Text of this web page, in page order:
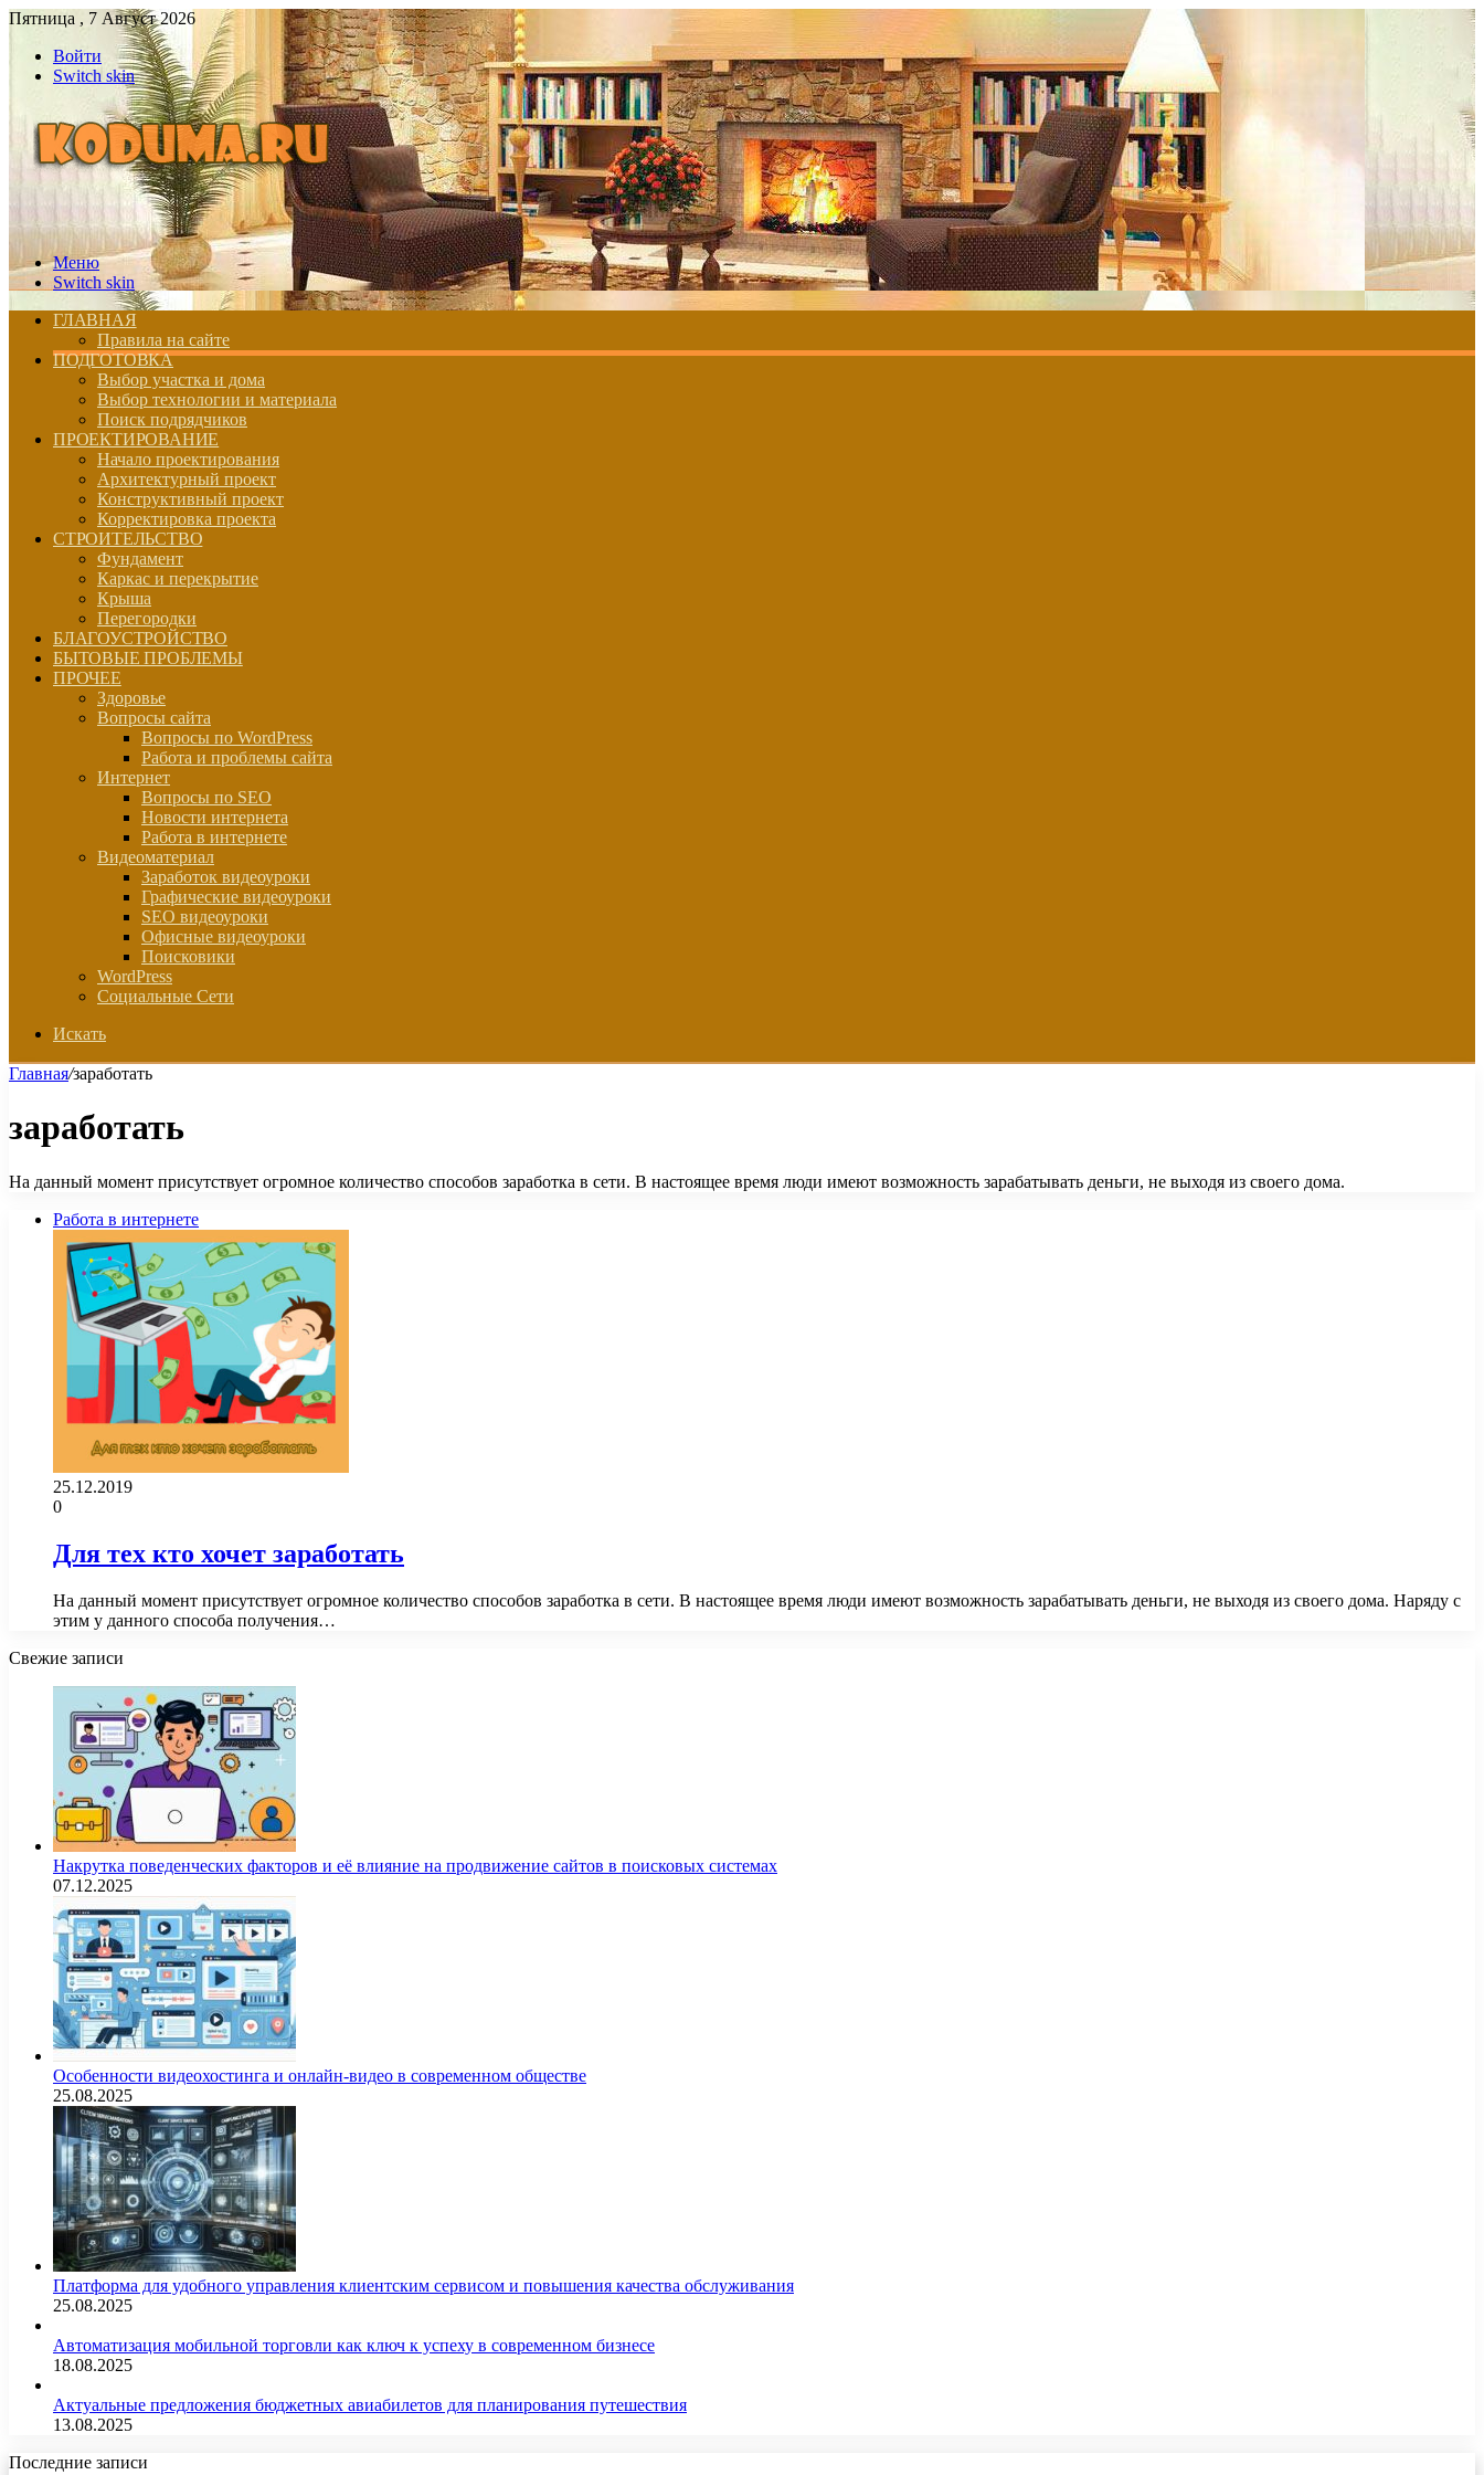
Пятница , 7 Август 2026
Войти
Switch skin
Меню
Switch skin
ГЛАВНАЯ
Правила на сайте
ПОДГОТОВКА
Выбор участка и дома
Выбор технологии и материала
Поиск подрядчиков
ПРОЕКТИРОВАНИЕ
Начало проектирования
Архитектурный проект
Конструктивный проект
Корректировка проекта
СТРОИТЕЛЬСТВО
Фундамент
Каркас и перекрытие
Крыша
Перегородки
БЛАГОУСТРОЙСТВО
БЫТОВЫЕ ПРОБЛЕМЫ
ПРОЧЕЕ
Здоровье
Вопросы сайта
Вопросы по WordPress
Работа и проблемы сайта
Интернет
Вопросы по SEO
Новости интернета
Работа в интернете
Видеоматериал
Заработок видеоуроки
Графические видеоуроки
SEO видеоуроки
Офисные видеоуроки
Поисковики
WordPress
Социальные Сети
Искать
Главная/заработать
заработать
На данный момент присутствует огромное количество способов заработка в сети. В настоящее время люди имеют возможность зарабатывать деньги, не выходя из своего дома.
Работа в интернете
25.12.2019
0
Для тех кто хочет заработать
На данный момент присутствует огромное количество способов заработка в сети. В настоящее время люди имеют возможность зарабатывать деньги, не выходя из своего дома. Наряду с
этим у данного способа получения…
Свежие записи
Накрутка поведенческих факторов и её влияние на продвижение сайтов в поисковых системах
07.12.2025
Особенности видеохостинга и онлайн-видео в современном обществе
25.08.2025
Платформа для удобного управления клиентским сервисом и повышения качества обслуживания
25.08.2025
Автоматизация мобильной торговли как ключ к успеху в современном бизнесе
18.08.2025
Актуальные предложения бюджетных авиабилетов для планирования путешествия
13.08.2025
Последние записи